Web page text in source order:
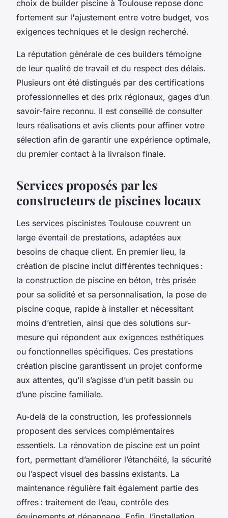
choix de builder piscine à Toulouse repose donc
fortement sur l'ajustement entre votre budget, vos
exigences techniques et le design recherché.
La réputation générale de ces builders témoigne
de leur qualité de travail et du respect des délais.
Plusieurs ont été distingués par des certifications
professionnelles et des prix régionaux, gages d’un
savoir-faire reconnu. Il est conseillé de consulter
leurs réalisations et avis clients pour affiner votre
sélection afin de garantir une expérience optimale,
du premier contact à la livraison finale.
Services proposés par les
constructeurs de piscines locaux
Les services piscinistes Toulouse couvrent un
large éventail de prestations, adaptées aux
besoins de chaque client. En premier lieu, la
création de piscine inclut différentes techniques :
la construction de piscine en béton, très prisée
pour sa solidité et sa personnalisation, la pose de
piscine coque, rapide à installer et nécessitant
moins d’entretien, ainsi que des solutions sur-
mesure qui répondent aux exigences esthétiques
ou fonctionnelles spécifiques. Ces prestations
création piscine garantissent un projet conforme
aux attentes, qu’il s’agisse d’un petit bassin ou
d’une piscine familiale.
Au-delà de la construction, les professionnels
proposent des services complémentaires
essentiels. La rénovation de piscine est un point
fort, permettant d’améliorer l’étanchéité, la sécurité
ou l’aspect visuel des bassins existants. La
maintenance régulière fait également partie des
offres : traitement de l’eau, contrôle des